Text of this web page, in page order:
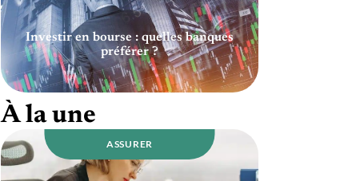
Investir en bourse : quelles banques
préférer ?
À la une
ASSURER